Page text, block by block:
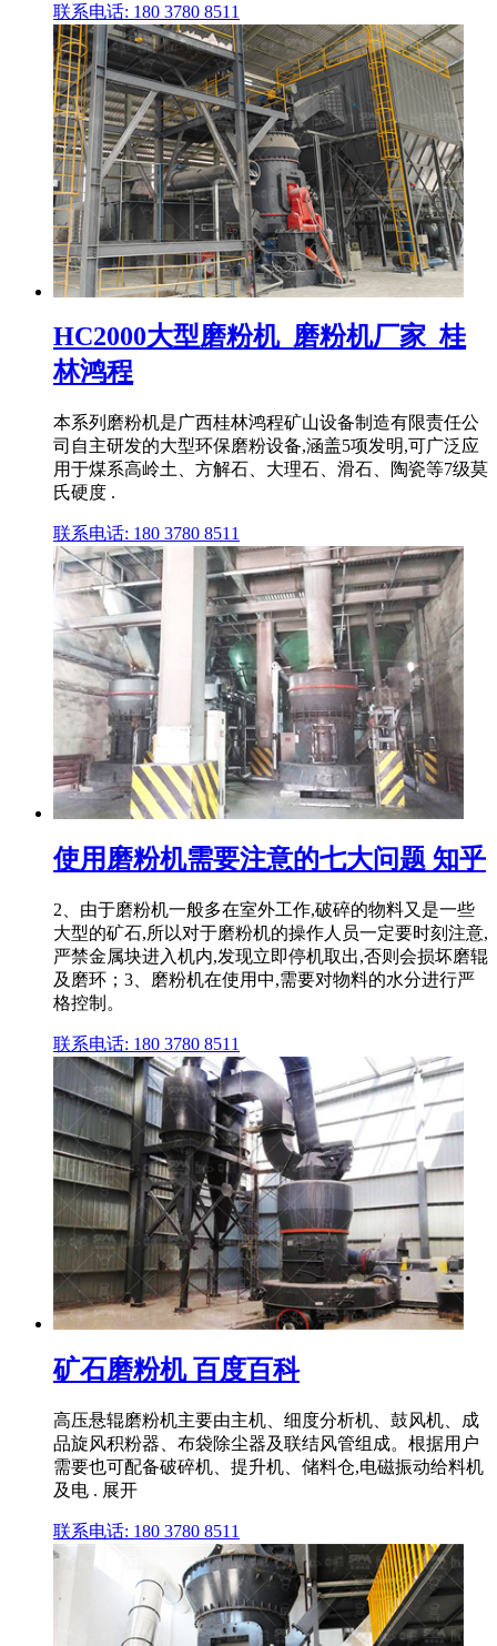
联系电话: 180 3780 8511
HC2000大型磨粉机_磨粉机厂家_桂
林鸿程
本系列磨粉机是广西桂林鸿程矿山设备制造有限责任公
司自主研发的大型环保磨粉设备,涵盖5项发明,可广泛应
用于煤系高岭土、方解石、大理石、滑石、陶瓷等7级莫
氏硬度 .
联系电话: 180 3780 8511
使用磨粉机需要注意的七大问题 知乎
2、由于磨粉机一般多在室外工作,破碎的物料又是一些
大型的矿石,所以对于磨粉机的操作人员一定要时刻注意,
严禁金属块进入机内,发现立即停机取出,否则会损坏磨辊
及磨环；3、磨粉机在使用中,需要对物料的水分进行严
格控制。
联系电话: 180 3780 8511
矿石磨粉机 百度百科
高压悬辊磨粉机主要由主机、细度分析机、鼓风机、成
品旋风积粉器、布袋除尘器及联结风管组成。根据用户
需要也可配备破碎机、提升机、储料仓,电磁振动给料机
及电 . 展开
联系电话: 180 3780 8511